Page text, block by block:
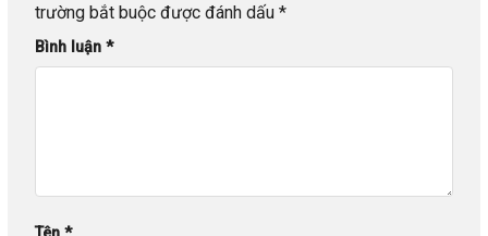
trường bắt buộc được đánh dấu *
Bình luận *